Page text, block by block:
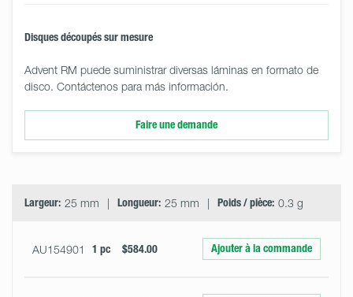
Disques découpés sur mesure
Advent RM puede suministrar diversas láminas en formato de
disco. Contáctenos para más información.
Faire une demande
Largeur: 25 mm Longueur: 25 mm Poids / pièce: 0.3 g
AU154901 1 pc $584.00 Ajouter à la commande